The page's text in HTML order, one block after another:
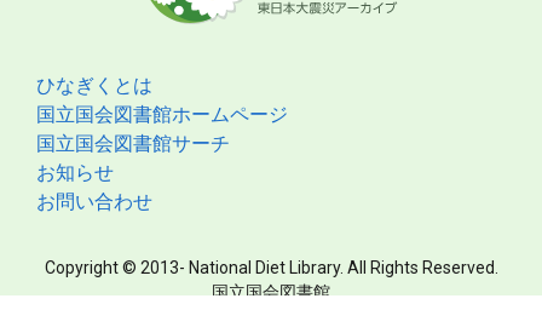
ひなぎくとは
国立国会図書館ホームページ
国立国会図書館サーチ
お知らせ
お問い合わせ
Copyright © 2013- National Diet Library. All Rights Reserved.